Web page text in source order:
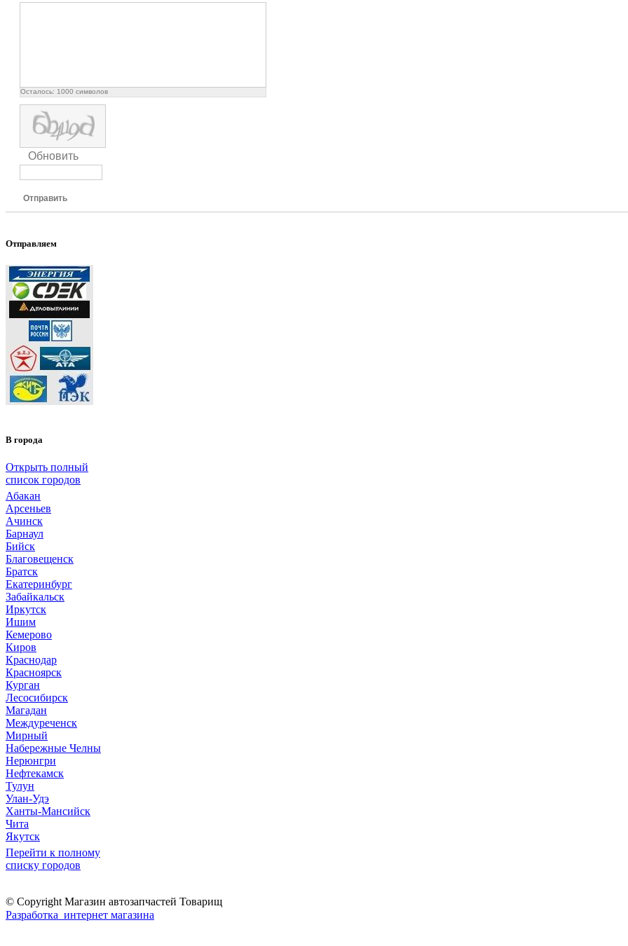
Осталось: 1000 символов
Обновить
Отправить
Отправляем
В города
Открыть полный
список городов
Абакан
Арсеньев
Ачинск
Барнаул
Бийск
Благовещенск
Братск
Екатеринбург
Забайкальск
Иркутск
Ишим
Кемерово
Киров
Краснодар
Красноярск
Курган
Лесосибирск
Магадан
Междуреченск
Мирный
Набережные Челны
Нерюнгри
Нефтекамск
Тулун
Улан-Удэ
Ханты-Мансийск
Чита
Якутск
Перейти к полному
списку городов
© Copyright Магазин автозапчастей Товарищ
Разработка интернет магазина